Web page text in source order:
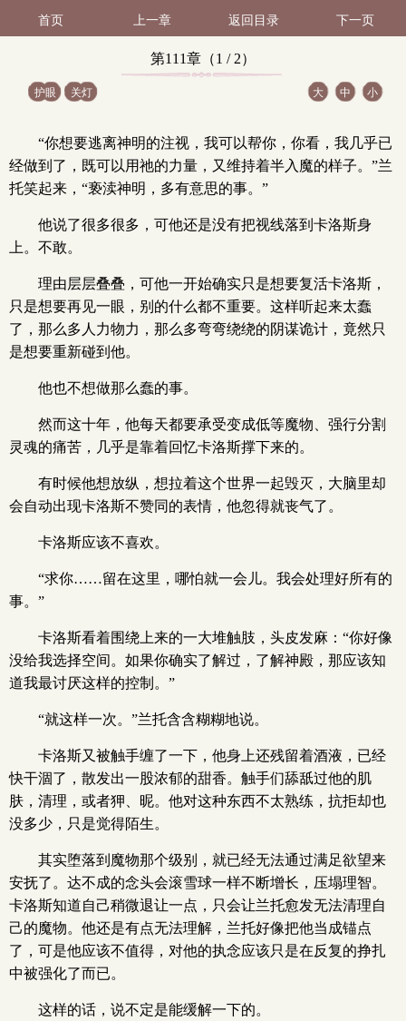
首页 上一章 返回目录 下一页
第111章（1 / 2）
护眼 关灯 大 中 小
“你想要逃离神明的注视，我可以帮你，你看，我几乎已
经做到了，既可以用祂的力量，又维持着半入魔的样子。”兰
托笑起来，“亵渎神明，多有意思的事。”
他说了很多很多，可他还是没有把视线落到卡洛斯身
上。不敢。
理由层层叠叠，可他一开始确实只是想要复活卡洛斯，
只是想要再见一眼，别的什么都不重要。这样听起来太蠢
了，那么多人力物力，那么多弯弯绕绕的阴谋诡计，竟然只
是想要重新碰到他。
他也不想做那么蠢的事。
然而这十年，他每天都要承受变成低等魔物、强行分割
灵魂的痛苦，几乎是靠着回忆卡洛斯撑下来的。
有时候他想放纵，想拉着这个世界一起毁灭，大脑里却
会自动出现卡洛斯不赞同的表情，他忽得就丧气了。
卡洛斯应该不喜欢。
“求你……留在这里，哪怕就一会儿。我会处理好所有的
事。”
卡洛斯看着围绕上来的一大堆触肢，头皮发麻：“你好像
没给我选择空间。如果你确实了解过，了解神殿，那应该知
道我最讨厌这样的控制。”
“就这样一次。”兰托含含糊糊地说。
卡洛斯又被触手缠了一下，他身上还残留着酒液，已经
快干涸了，散发出一股浓郁的甜香。触手们舔舐过他的肌
肤，清理，或者狎、昵。他对这种东西不太熟练，抗拒却也
没多少，只是觉得陌生。
其实堕落到魔物那个级别，就已经无法通过满足欲望来
安抚了。达不成的念头会滚雪球一样不断增长，压塌理智。
卡洛斯知道自己稍微退让一点，只会让兰托愈发无法清理自
己的魔物。他还是有点无法理解，兰托好像把他当成锚点
了，可是他应该不值得，对他的执念应该只是在反复的挣扎
中被强化了而已。
这样的话，说不定是能缓解一下的。